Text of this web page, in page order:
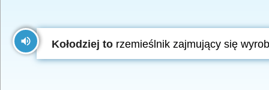
Kołodziej to rzemieślnik zajmujący się